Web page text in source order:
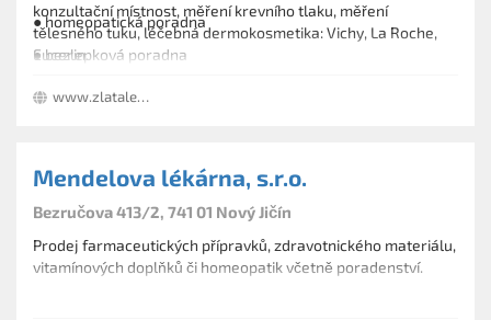
konzultační místnost, měření krevního tlaku, měření
tělesného tuku, léčebná dermokosmetika: Vichy, La Roche,
Eucerin.
● homeopatická poradna
● bezlepková poradna
● diskrétní konzultační místnost
● léčebná kosmetika
● samoobslužný prodej
www.zlatalekarna.cz
Mendelova lékárna, s.r.o.
Bezručova 413/2, 741 01 Nový Jičín
Prodej farmaceutických přípravků, zdravotnického materiálu,
vitamínových doplňků či homeopatik včetně poradenství.